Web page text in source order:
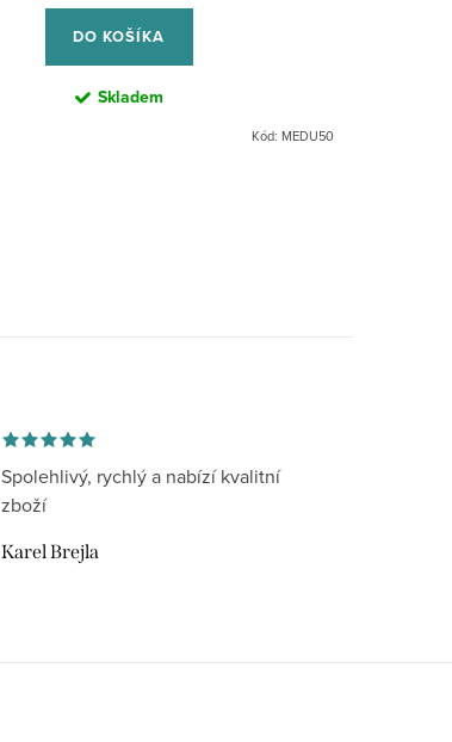
cena:
DO KOŠÍKA
Skladem
Kód: MEDU50
Spolehlivý, rychlý a nabízí kvalitní
zboží
Karel Brejla